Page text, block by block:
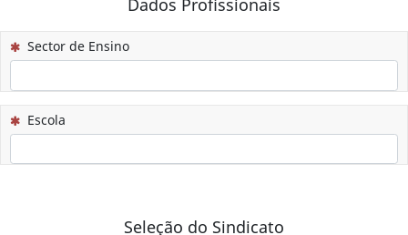
Dados Profissionais
(Esta questão é obrigatória)
Sector de Ensino
(Esta questão é obrigatória)
Escola
Seleção do Sindicato